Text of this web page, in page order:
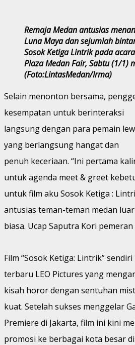
Remaja Medan antusias
Luna Maya dan sejumlah
Sosok Ketiga Lintrik pada
Plaza Medan Fair, Sabtu (1/1)
(Foto:LintasMedan/Irma)
Selain menonton bersama,
kesempatan untuk berinteraksi
langsung dengan para pemain
yang berlangsung hangat dan
penuh keceriaan. “Ini pertama
untuk agenda meet & greet
untuk film aku Sosok Ketiga :
antusias teman-teman medan luar
biasa. Ucap Saputra Kori pemeran
Film “Sosok Ketiga: Lintrik”
terbaru LEO Pictures yang
kisah horor dengan sentuhan
kuat. Setelah sukses menggelar
Premiere di Jakarta, film ini kini
promosi ke berbagai kota besar